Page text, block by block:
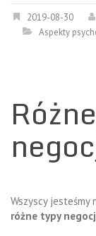
2019-08-30
Aspekty
Wszyscy jesteśmy
różne typy